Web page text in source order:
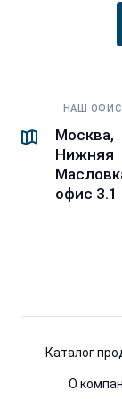
НАШ ОФИС
Москва,
Нижняя
офис 3.1
Каталог
О